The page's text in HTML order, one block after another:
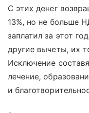
С этих денег
13%, но не больше
заплатил за этот
другие вычеты, их
Исключение
лечение,
и